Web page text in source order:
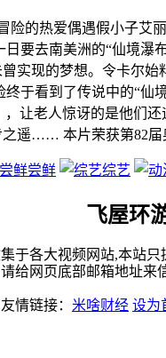
险的热爱偶遇假小子
要去南美洲的“仙境
实现的梦想。令卡尔
于看到了传说中的“
，让老人惊讶的是他
遥…… 本片荣获第82届
尝鲜 综艺
飞屋环
于各大视频网站,本站
给网页底部邮箱地址来
情链接： 米啥财经 设为